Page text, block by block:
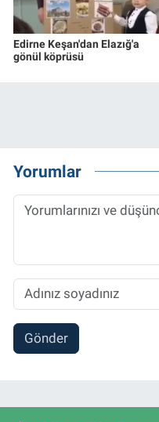
Edirne Keşan'dan Elazığ'a
gönül köprüsü
Yorumlar
Gönder